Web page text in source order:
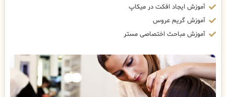
آموزش ایجاد افکت در میکاپ
آموزش گریم عروس
آموزش مباحث اختصاصی مستر